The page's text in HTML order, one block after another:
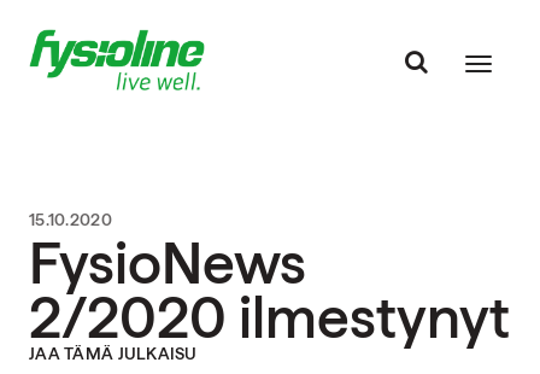
15.10.2020
FysioNews
2/2020 ilmestynyt
JAA TÄMÄ JULKAISU